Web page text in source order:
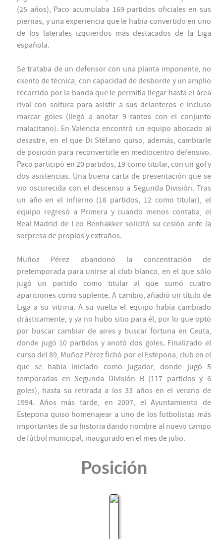
(25 años), Paco acumulaba 169 partidos oficiales en sus
piernas, y una experiencia que le había convertido en uno
de los laterales izquierdos más destacados de la Liga
española.
Se trataba de un defensor con una planta imponente, no
exento de técnica, con capacidad de desborde y un amplio
recorrido por la banda que le permitía llegar hasta el área
rival con soltura para asistir a sus delanteros e incluso
marcar goles (llegó a anotar 9 tantos con el conjunto
malacitano). En Valencia encontró un equipo abocado al
desastre, en el que Di Stéfano quiso, además, cambiarle
de posición para reconvertirle en mediocentro defensivo.
Paco participó en 20 partidos, 19 como titular, con un gol y
dos asistencias. Una buena carta de presentación que se
vio oscurecida con el descenso a Segunda División. Tras
un año en el infierno (18 partidos, 12 como titular), el
equipo regresó a Primera y cuando menos contaba, el
Real Madrid de Leo Benhakker solicitó su cesión ante la
sorpresa de propios y extraños.
Muñoz Pérez abandonó la concentración de
pretemporada para unirse al club blanco, en el que sólo
jugó un partido como titular al que sumó cuatro
apariciones como suplente. A cambio, añadió un título de
Liga a su vitrina. A su vuelta el equipo había cambiado
drásticamente, y ya no hubo sitio para él, por lo que optó
por buscar cambiar de aires y buscar fortuna en Ceuta,
donde jugó 10 partidos y anotó dos goles. Finalizado el
curso del 89, Muñoz Pérez fichó por el Estepona, club en el
que se había iniciado como jugador, donde jugó 5
temporadas en Segunda División B (117 partidos y 6
goles), hasta su retirada a los 33 años en el verano de
1994. Años más tarde, en 2007, el Ayuntamiento de
Estepona quiso homenajear a uno de los futbolistas más
importantes de su historia dando nombre al nuevo campo
de fútbol municipal, inaugurado en el mes de julio.
Posición